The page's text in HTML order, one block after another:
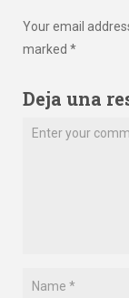
Your email
marked *
Deja una